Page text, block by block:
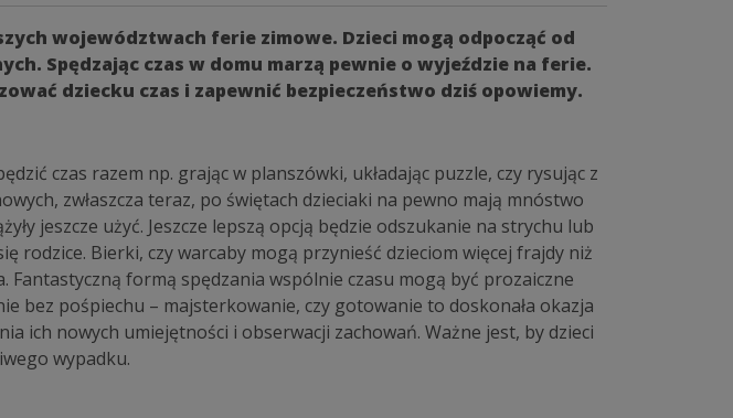
województwach ferie zimowe. Dzieci mogą odpocząć od
Spędzając czas w domu marzą pewnie o wyjeździe na ferie.
dziecku czas i zapewnić bezpieczeństwo dziś opowiemy.
czas razem np. grając w planszówki, układając puzzle, czy rysując z
zwłaszcza teraz, po świętach dzieciaki na pewno mają mnóstwo
jeszcze użyć. Jeszcze lepszą opcją będzie odszukanie na strychu lub
rodzice. Bierki, czy warcaby mogą przynieść dzieciom więcej frajdy niż
Fantastyczną formą spędzania wspólnie czasu mogą być prozaiczne
bez pośpiechu – majsterkowanie, czy gotowanie to doskonała okazja
ich nowych umiejętności i obserwacji zachowań. Ważne jest, by dzieci
wypadku.